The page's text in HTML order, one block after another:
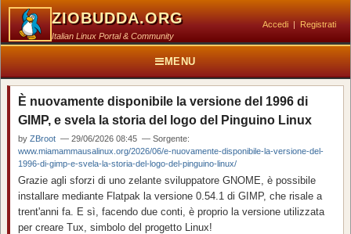
ZIOBUDDA.ORG
Italian Linux Portal & Community
Accedi | Registrati
MENU
È nuovamente disponibile la versione del 1996 di
GIMP, e svela la storia del logo del Pinguino Linux
by ZBroot — 29/06/2026 08:45 — Sorgente:
www.miamammausalinux.org/2026/06/e-nuovamente-disponibile-la-versione-del-
1996-di-gimp-e-svela-la-storia-del-logo-del-pinguino-linux/
Grazie agli sforzi di uno zelante sviluppatore GNOME, è possibile
installare mediante Flatpak la versione 0.54.1 di GIMP, che risale a
trent'anni fa. E sì, facendo due conti, è proprio la versione utilizzata
per creare Tux, simbolo del progetto Linux!